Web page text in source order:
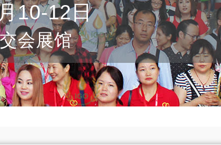
10-12日
会展馆